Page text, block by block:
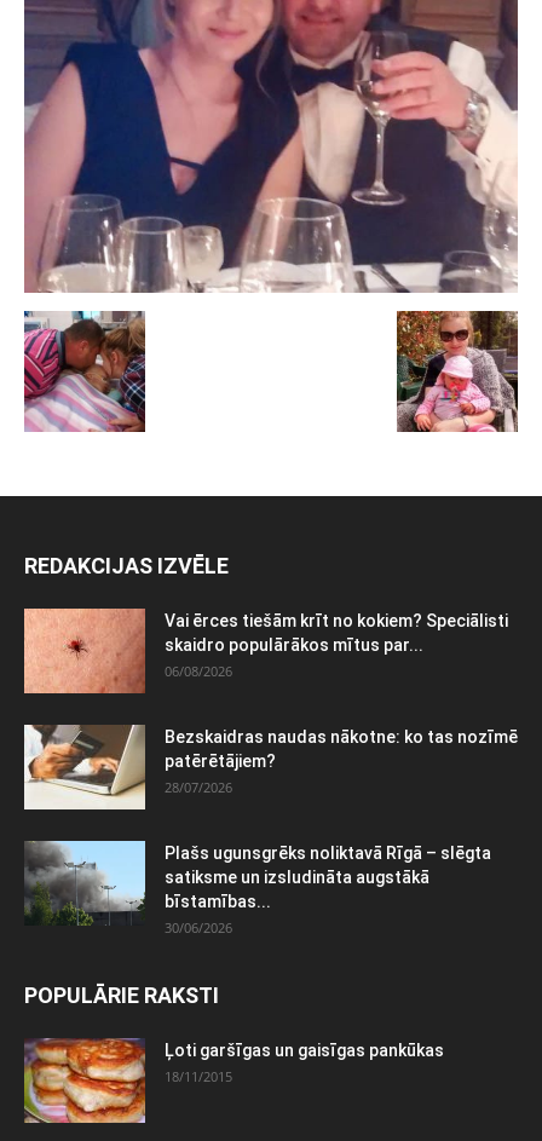
REDAKCIJAS IZVĒLE
Vai ērces tiešām krīt no kokiem? Speciālisti
skaidro populārākos mītus par...
06/08/2026
Bezskaidras naudas nākotne: ko tas nozīmē
patērētājiem?
28/07/2026
Plašs ugunsgrēks noliktavā Rīgā – slēgta
satiksme un izsludināta augstākā
bīstamības...
30/06/2026
POPULĀRIE RAKSTI
Ļoti garšīgas un gaisīgas pankūkas
18/11/2015